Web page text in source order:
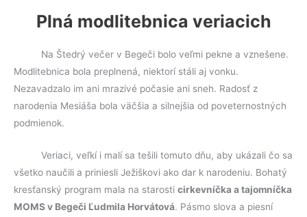
Plná modlitebnica veriacich
Na Štedrý večer v Begeči bolo veľmi pekne a vznešene.
Modlitebnica bola preplnená, niektorí stáli aj vonku.
Nezavadzalo im ani mrazivé počasie ani sneh. Radosť z
narodenia Mesiáša bola väčšia a silnejšia od poveternostných
podmienok.
Veriaci, veľkí i malí sa tešili tomuto dňu, aby ukázali čo sa
všetko naučili a priniesli Ježiškovi ako dar k narodeniu. Bohatý
kresťanský program mala na starosti cirkevníčka a tajomníčka
MOMS v Begeči Ľudmila Horvátová. Pásmo slova a piesní